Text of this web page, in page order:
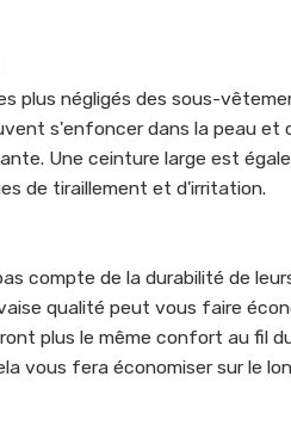
plus négligés des sous-
s'enfoncer dans la peau
Une ceinture large est
de tiraillement et d'irritation.
compte de la durabilité de
qualité peut vous faire
plus le même confort au fil
vous fera économiser sur le